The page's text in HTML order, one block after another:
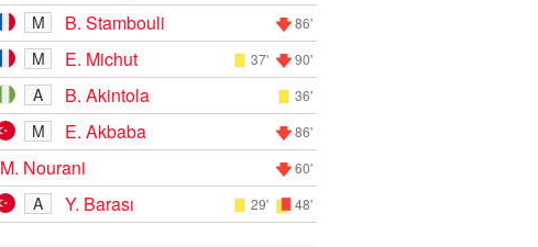
M B. Stambouli 86'
M E. Michut 37' 90'
A B. Akintola 36'
M E. Akbaba 86'
M. Nourani 60'
A Y. Barası 29' 48'